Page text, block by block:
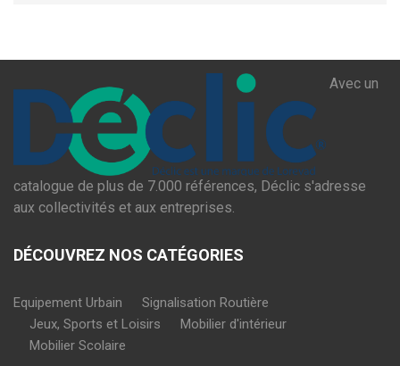
Avec un
catalogue de plus de 7.000 références, Déclic s'adresse
aux collectivités et aux entreprises.
DÉCOUVREZ NOS CATÉGORIES
Equipement Urbain
Signalisation Routière
Jeux, Sports et Loisirs
Mobilier d'intérieur
Mobilier Scolaire